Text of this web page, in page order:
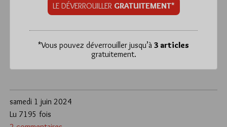
LE DÉVERROUILLER GRATUITEMENT*
*Vous pouvez déverrouiller jusqu’à 3 articles
gratuitement.
samedi 1 juin 2024
Lu 7195 fois